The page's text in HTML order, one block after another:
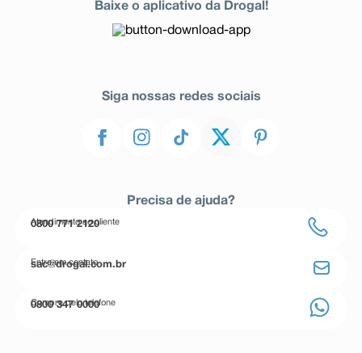
Baixe o aplicativo da Drogal!
Siga nossas redes sociais
Precisa de ajuda?
Atendimento ao cliente
0800 771 2120
Entre em contato
sac@drogal.com.br
Compre pelo telefone
0800 347 0000